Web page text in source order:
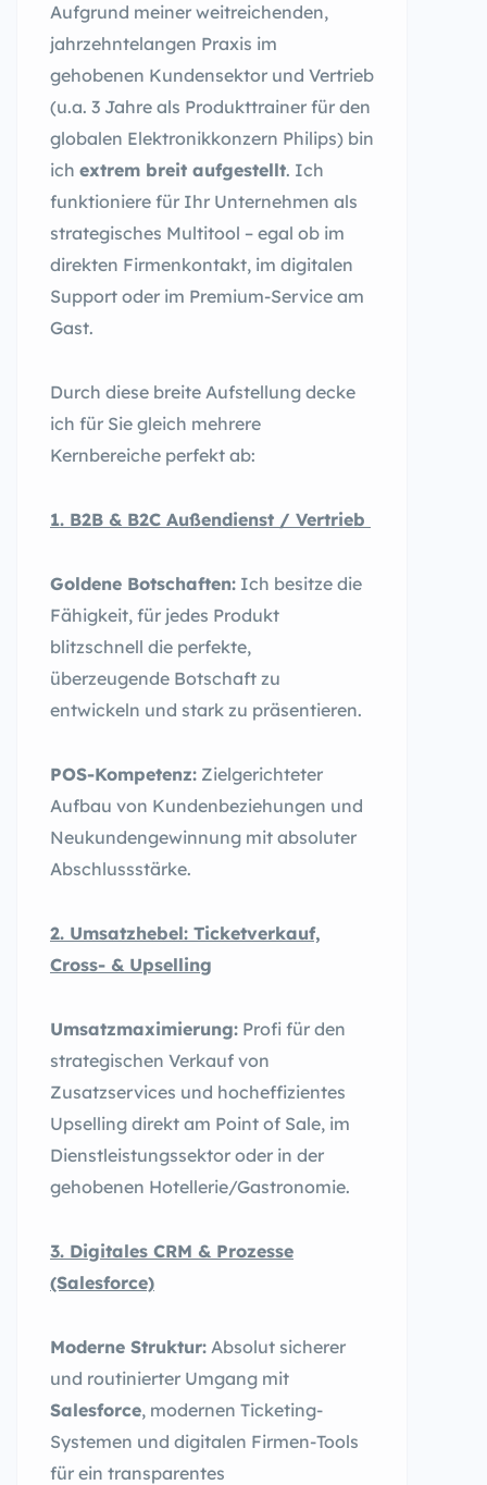
Aufgrund meiner weitreichenden,
jahrzehntelangen Praxis im
gehobenen Kundensektor und Vertrieb
(u.a. 3 Jahre als Produkttrainer für den
globalen Elektronikkonzern Philips) bin
ich extrem breit aufgestellt. Ich
funktioniere für Ihr Unternehmen als
strategisches Multitool – egal ob im
direkten Firmenkontakt, im digitalen
Support oder im Premium-Service am
Gast.
Durch diese breite Aufstellung decke
ich für Sie gleich mehrere
Kernbereiche perfekt ab:
1. B2B & B2C Außendienst / Vertrieb
Goldene Botschaften: Ich besitze die
Fähigkeit, für jedes Produkt
blitzschnell die perfekte,
überzeugende Botschaft zu
entwickeln und stark zu präsentieren.
POS-Kompetenz: Zielgerichteter
Aufbau von Kundenbeziehungen und
Neukundengewinnung mit absoluter
Abschlussstärke.
2. Umsatzhebel: Ticketverkauf,
Cross- & Upselling
Umsatzmaximierung: Profi für den
strategischen Verkauf von
Zusatzservices und hocheffizientes
Upselling direkt am Point of Sale, im
Dienstleistungssektor oder in der
gehobenen Hotellerie/Gastronomie.
3. Digitales CRM & Prozesse
(Salesforce)
Moderne Struktur: Absolut sicherer
und routinierter Umgang mit
Salesforce, modernen Ticketing-
Systemen und digitalen Firmen-Tools
für ein transparentes